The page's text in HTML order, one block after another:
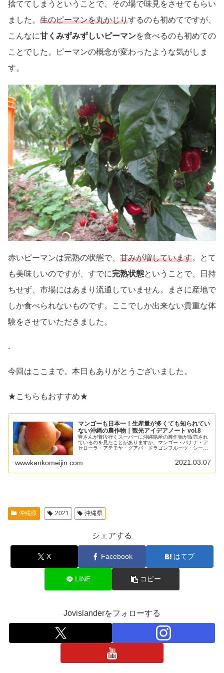
捨ててしまうということで、その場で味見をさせてもらい
ました。 生のピーマンを丸かじりするのも初めてですが、
こんなに甘くみずみずしいピーマンを食べるのも初めての
ことでした。ピーマンの概念が変わったような気がしま
す。
赤いピーマンは完熟の状態で、 甘みが増しています。とて
も美味しいのですが、すでに完熟状態ということで、日持
ちせず、市場にはあまり流通していません。まさに産地で
しか食べられないものです。ここでしか出来ない貴重な体
験をさせていただきました。
.
今回はここまで。本日もありがとうございました。
★こちらもおすすめ★
マンゴーも日本一！生産量が多くても知られてい
ない沖縄の農作物｜観光アイデアノート vol.8
皆さんが普段行くスーパーに沖縄県産の農作物が販売され
ているのを見たことがありますか。マンゴー・バナナ・ア
セローラ・アテモヤ・グアバ・ドラゴンフルーツ・シーク
産量が多くても、売ることが出来ていないのです。今回は
沖縄県産の果物を中心にこの問題を考えていきます。
wwwkankomeijin.com 2021.03.07
沖縄県 2021 沖縄県
シェアする
X Facebook はてブ
LINE コピー
Jovislanderをフォローする